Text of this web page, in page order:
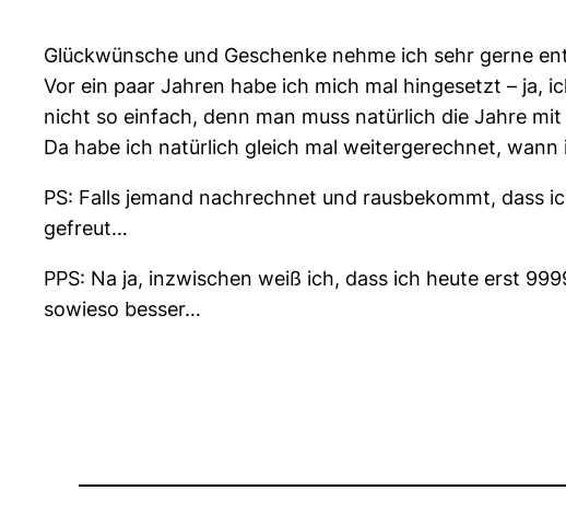
Glückwünsche und Geschenke nehme ich sehr gerne
Vor ein paar Jahren habe ich mich mal hingesetzt – ja,
nicht so einfach, denn man muss natürlich die Jahre
Da habe ich natürlich gleich mal weitergerechnet,
PS: Falls jemand nachrechnet und rausbekommt, dass
gefreut…
PPS: Na ja, inzwischen weiß ich, dass ich heute erst
sowieso besser…